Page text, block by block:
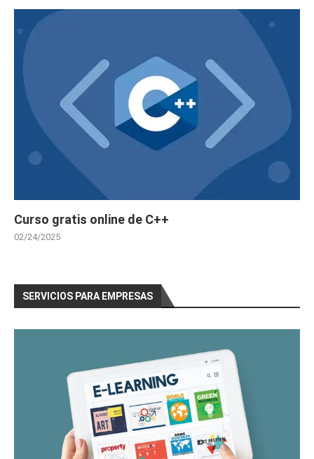
Curso gratis online de C++
02/24/2025
SERVICIOS PARA EMPRESAS